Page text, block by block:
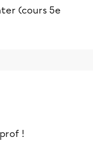
(cours 5e
!